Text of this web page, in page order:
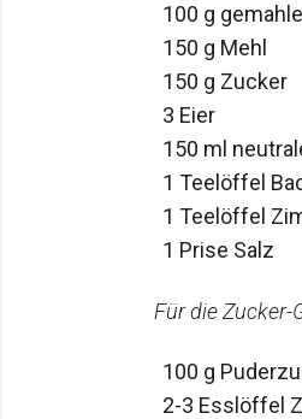
100 g
150 g Mehl
150 g Zucker
3 Eier
150 ml
1 Teelöffel
1 Teelöffel
1 Prise Salz
Für die Zucker-
100 g
2-3 Esslöffel